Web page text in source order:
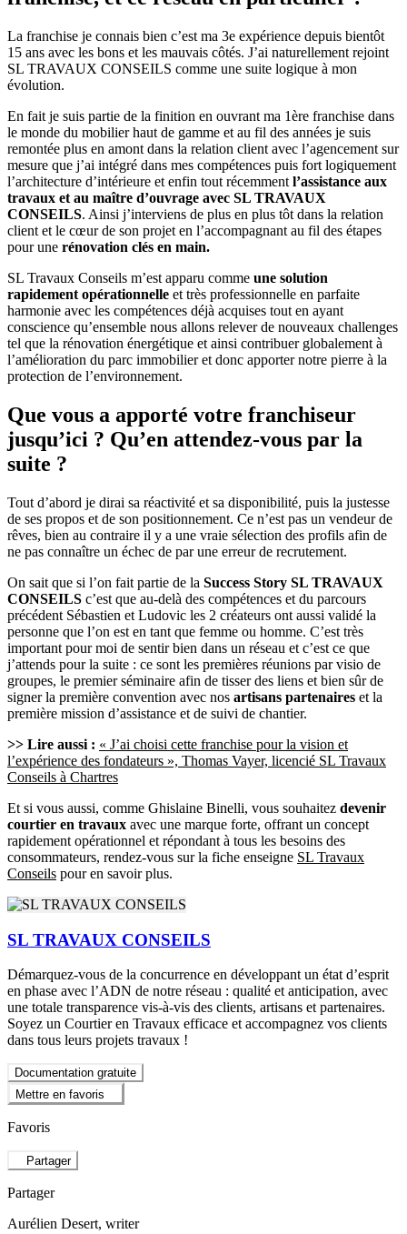
La franchise je connais bien c’est ma 3e expérience depuis bientôt
15 ans avec les bons et les mauvais côtés. J’ai naturellement rejoint
SL TRAVAUX CONSEILS comme une suite logique à mon
évolution.
En fait je suis partie de la finition en ouvrant ma 1ère franchise dans
le monde du mobilier haut de gamme et au fil des années je suis
remontée plus en amont dans la relation client avec l’agencement sur
mesure que j’ai intégré dans mes compétences puis fort logiquement
l’architecture d’intérieure et enfin tout récemment l’assistance aux
travaux et au maître d’ouvrage avec SL TRAVAUX
CONSEILS. Ainsi j’interviens de plus en plus tôt dans la relation
client et le cœur de son projet en l’accompagnant au fil des étapes
pour une rénovation clés en main.
SL Travaux Conseils m’est apparu comme une solution
rapidement opérationnelle et très professionnelle en parfaite
harmonie avec les compétences déjà acquises tout en ayant
conscience qu’ensemble nous allons relever de nouveaux challenges
tel que la rénovation énergétique et ainsi contribuer globalement à
l’amélioration du parc immobilier et donc apporter notre pierre à la
protection de l’environnement.
Que vous a apporté votre franchiseur
jusqu’ici ? Qu’en attendez-vous par la
suite ?
Tout d’abord je dirai sa réactivité et sa disponibilité, puis la justesse
de ses propos et de son positionnement. Ce n’est pas un vendeur de
rêves, bien au contraire il y a une vraie sélection des profils afin de
ne pas connaître un échec de par une erreur de recrutement.
On sait que si l’on fait partie de la Success Story SL TRAVAUX
CONSEILS c’est que au-delà des compétences et du parcours
précédent Sébastien et Ludovic les 2 créateurs ont aussi validé la
personne que l’on est en tant que femme ou homme. C’est très
important pour moi de sentir bien dans un réseau et c’est ce que
j’attends pour la suite : ce sont les premières réunions par visio de
groupes, le premier séminaire afin de tisser des liens et bien sûr de
signer la première convention avec nos artisans partenaires et la
première mission d’assistance et de suivi de chantier.
>> Lire aussi : « J’ai choisi cette franchise pour la vision et
l’expérience des fondateurs », Thomas Vayer, licencié SL Travaux
Conseils à Chartres
Et si vous aussi, comme Ghislaine Binelli, vous souhaitez devenir
courtier en travaux avec une marque forte, offrant un concept
rapidement opérationnel et répondant à tous les besoins des
consommateurs, rendez-vous sur la fiche enseigne SL Travaux
Conseils pour en savoir plus.
SL TRAVAUX CONSEILS
Démarquez-vous de la concurrence en développant un état d’esprit
en phase avec l’ADN de notre réseau : qualité et anticipation, avec
une totale transparence vis-à-vis des clients, artisans et partenaires.
Soyez un Courtier en Travaux efficace et accompagnez vos clients
dans tous leurs projets travaux !
Documentation gratuite
Mettre en favoris
Favoris
Partager
Partager
Aurélien Desert, writer